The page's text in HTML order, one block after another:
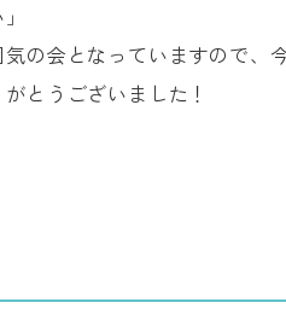
の会となっていますので
とうございました！